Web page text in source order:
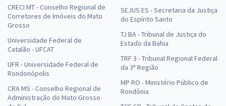
CRECI MT - Conselho Regional de
Corretores de Imóveis do Mato
Grosso
Universidade Federal de
Catalão - UFCAT
UFR - Universidade Federal de
Rondonópolis
CRA MS - Conselho Regional de
Administração do Mato Grosso
SEJUS ES - Secretaria da Justiça
do Espírito Santo
TJ BA - Tribunal de Justiça do
Estado da Bahia
TRF 3 - Tribunal Regional Federal
da 3ª Região
MP RO - Ministério Público de
Rondônia